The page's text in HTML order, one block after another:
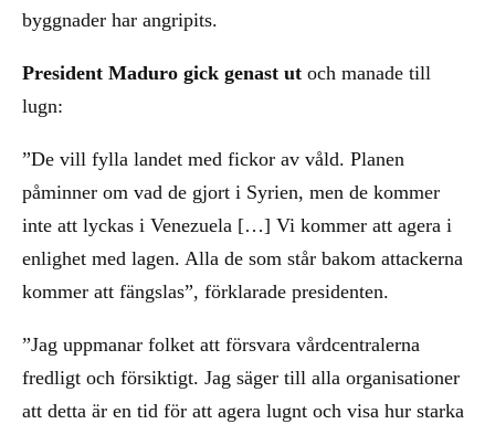
byggnader har angripits.
President Maduro gick genast ut och manade till
lugn:
”De vill fylla landet med fickor av våld. Planen
påminner om vad de gjort i Syrien, men de kommer
inte att lyckas i Venezuela […] Vi kommer att agera i
enlighet med lagen. Alla de som står bakom attackerna
kommer att fängslas”, förklarade presidenten.
”Jag uppmanar folket att försvara vårdcentralerna
fredligt och försiktigt. Jag säger till alla organisationer
att detta är en tid för att agera lugnt och visa hur starka